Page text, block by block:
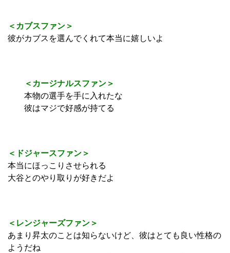
＜カブスファン＞
彼がカブスを選んでくれて本当に嬉しいよ
＜カージナルスファン＞
本物の選手を手に入れたな
彼はマジで好感が持てる
＜ドジャースファン＞
本当にほっこりさせられる
大谷とのやり取りが好きだよ
＜レンジャーズファン＞
あまり昇太のことは知らないけど、彼はとても良い性格の
ようだね